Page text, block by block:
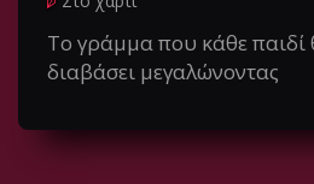
Το γράμμα που κάθε παιδί
διαβάσει μεγαλώνοντας